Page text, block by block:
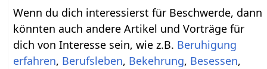
Wenn du dich interessierst für Beschwerde, dann
könnten auch andere Artikel und Vorträge für
dich von Interesse sein, wie z.B. Beruhigung
erfahren, Berufsleben, Bekehrung, Besessen,